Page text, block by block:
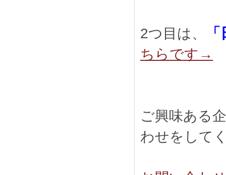
2つ目は、
ちらです→
ご興味ある
わせをして